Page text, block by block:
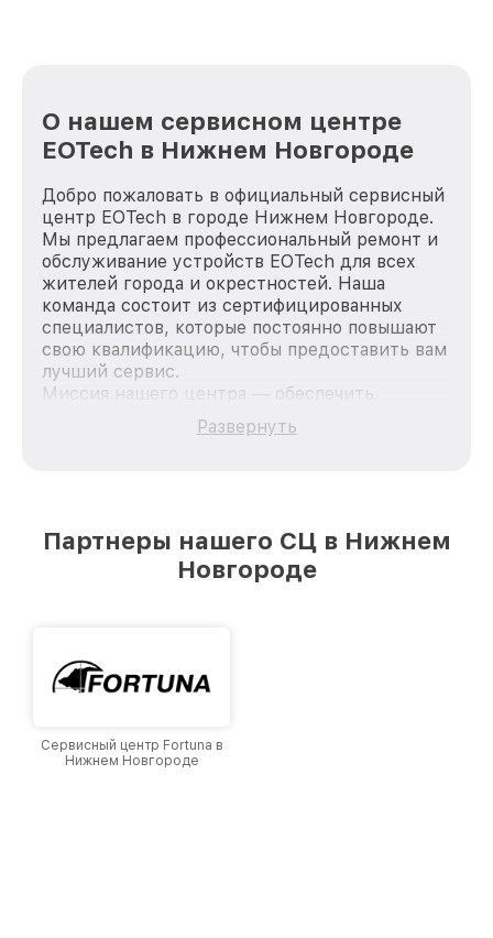
О нашем сервисном центре
EOTech в Нижнем Новгороде
Добро пожаловать в официальный сервисный
центр EOTech в городе Нижнем Новгороде.
Мы предлагаем профессиональный ремонт и
обслуживание устройств EOTech для всех
жителей города и окрестностей. Наша
команда состоит из сертифицированных
специалистов, которые постоянно повышают
свою квалификацию, чтобы предоставить вам
лучший сервис.
Миссия нашего центра — обеспечить
качественный и доступный ремонт для
каждого пользователя продукции EOTech, вне
лучшим сервисным центром EOTech в городе
Нижнем Новгороде, постоянно повышая
Развернуть
Партнеры нашего СЦ в Нижнем
Новгороде
Сервисный центр Fortuna в
Нижнем Новгороде